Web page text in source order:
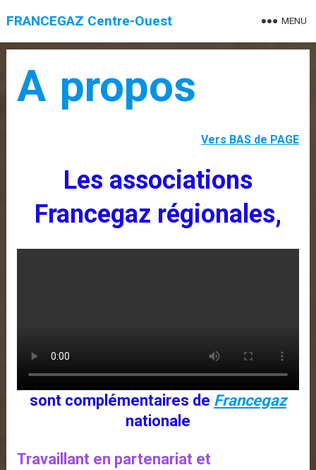
FRANCEGAZ Centre-Ouest MENU
A propos
Vers BAS de PAGE
Les associations
Francegaz régionales,
sont complémentaires de Francegaz
nationale
Travaillant en partenariat et